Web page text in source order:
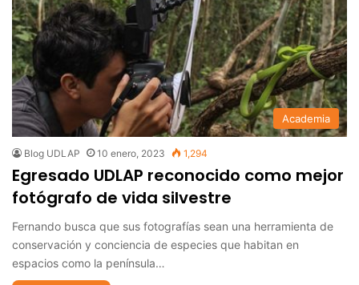
Academia
Blog UDLAP 10 enero, 2023 1,294
Egresado UDLAP reconocido como mejor
fotógrafo de vida silvestre
Fernando busca que sus fotografías sean una herramienta de
conservación y conciencia de especies que habitan en
espacios como la península…